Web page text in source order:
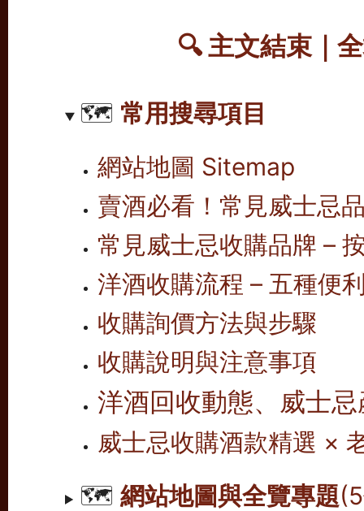
🔍主文結束｜
🗺️ 常用搜尋項目
網站地圖 Sitemap
賣酒必看！常見威士忌
常見威士忌收購品牌 –
洋酒收購流程 – 五種便
收購詢價方法與步驟
收購說明與注意事項
洋酒回收動態、威士
威士忌收購酒款精選 ×
🗺️網站地圖與全覽專題